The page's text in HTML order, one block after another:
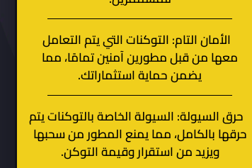
الأمان التام: التوكنات التي يتم التعامل
معها من قبل مطورين آمنين تمامًا، مما
يضمن حماية استثماراتك.
حرق السيولة: السيولة الخاصة بالتوكنات يتم
حرقها بالكامل، مما يمنع المطور من سحبها
ويزيد من استقرار وقيمة التوكن.